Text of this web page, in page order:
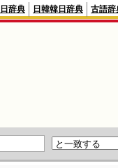
辞典 日韓韓日辞典 古語辞